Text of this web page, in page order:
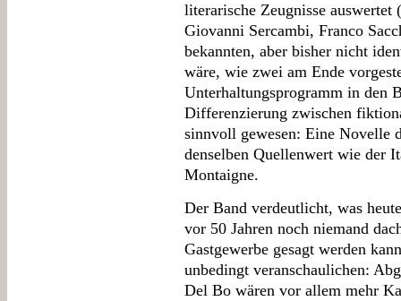
literarische Zeugnisse
Giovanni Sercambi, Franco
bekannten, aber bisher nicht
wäre, wie zwei am Ende
Unterhaltungsprogramm in den
Differenzierung zwischen
sinnvoll gewesen: Eine Novelle
denselben Quellenwert wie der
Montaigne.
Der Band verdeutlicht, was
vor 50 Jahren noch niemand
Gastgewerbe gesagt werden
unbedingt veranschaulichen:
Del Bo wären vor allem mehr